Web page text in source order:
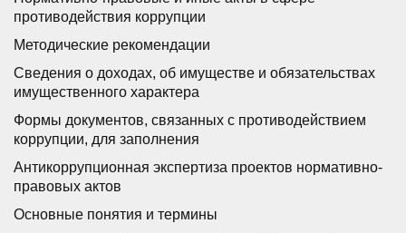
противодействия коррупции
Методические рекомендации
Сведения о доходах, об имуществе и обязательствах
имущественного характера
Формы документов, связанных с противодействием
коррупции, для заполнения
Антикоррупционная экспертиза проектов нормативно-
правовых актов
Основные понятия и термины